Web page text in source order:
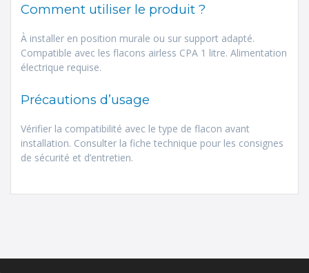
Comment utiliser le produit ?
À installer en position murale ou sur support adapté.
Compatible avec les flacons airless CPA 1 litre. Alimentation
électrique requise.
Précautions d’usage
Vérifier la compatibilité avec le type de flacon avant
installation. Consulter la fiche technique pour les consignes
de sécurité et d’entretien.